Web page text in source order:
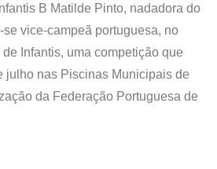
B Matilde Pinto, nadadora do
se vice-campeã portuguesa, no
Infantis, uma competição que
julho nas Piscinas Municipais de
da Federação Portuguesa de